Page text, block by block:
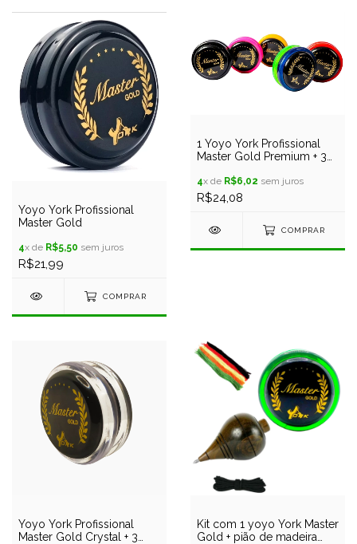
Yoyo York Profissional
Master Gold
4x de R$5,50 sem juros
R$21,99
COMPRAR
1 Yoyo York Profissional
Master Gold Premium + 3
4x de R$6,02 sem juros
R$24,08
COMPRAR
Yoyo York Profissional
Master Gold Crystal + 3
Kit com 1 yoyo York Master
Gold + pião de madeira